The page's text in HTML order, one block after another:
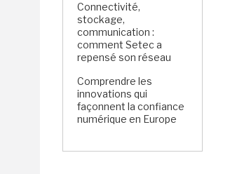
Connectivité,
stockage,
communication :
comment Setec a
repensé son réseau
Comprendre les
innovations qui
façonnent la confiance
numérique en Europe